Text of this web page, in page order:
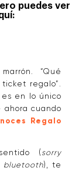
puedes ver
“Qué
regalo”.
en lo único
cuando
Regalo
( sorry
bluetooth), te